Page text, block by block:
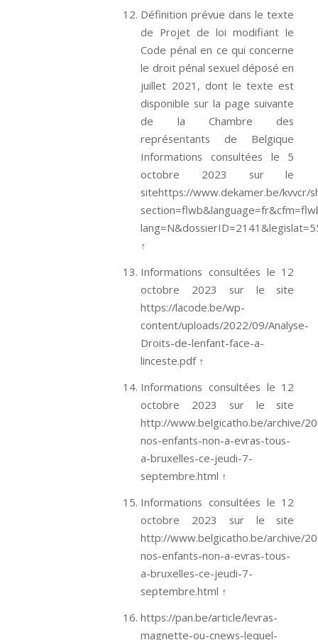
Définition prévue dans le texte
de Projet de loi modifiant le
Code pénal en ce qui concerne
le droit pénal sexuel déposé en
juillet 2021, dont le texte est
disponible sur la page suivante
de la Chambre des
représentants de Belgique
Informations consultées le 5
octobre 2023 sur le
sitehttps://www.dekamer.be/kvvcr/
↑
Informations consultées le 12
octobre 2023 sur le site
https://lacode.be/wp-
content/uploads/2022/09/Analyse-
Droits-de-lenfant-face-a-
linceste.pdf ↑
Informations consultées le 12
octobre 2023 sur le site
http://www.belgicatho.be/archive/
nos-enfants-non-a-evras-tous-
a-bruxelles-ce-jeudi-7-
septembre.html ↑
Informations consultées le 12
octobre 2023 sur le site
http://www.belgicatho.be/archive/
nos-enfants-non-a-evras-tous-
a-bruxelles-ce-jeudi-7-
septembre.html ↑
https://pan.be/article/levras-
magnette-ou-cnews-lequel-